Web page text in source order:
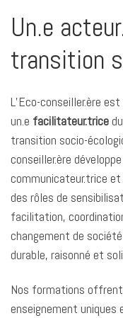
Un.e
transition
L’Eco-conseiller.ère
un.e facilitateur.trice
transition socio-
conseiller.ère
communicateur.trice
des rôles de
facilitation,
changement de
durable, raisonné et
Nos formations
enseignement uniques